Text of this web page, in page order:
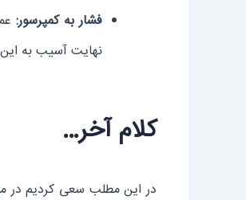
فشار به کمپرسور:
نهایت آسیب به
کلام آخر…
در این مطلب سعی کردیم در